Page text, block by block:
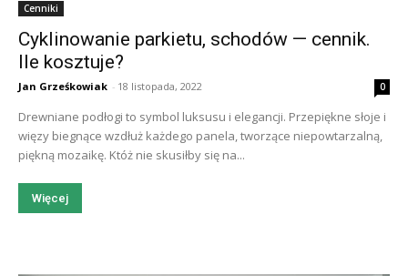
Cenniki
Cyklinowanie parkietu, schodów — cennik.
Ile kosztuje?
Jan Grześkowiak - 18 listopada, 2022 0
Drewniane podłogi to symbol luksusu i elegancji. Przepiękne słoje i
więzy biegnące wzdłuż każdego panela, tworzące niepowtarzalną,
piękną mozaikę. Któż nie skusiłby się na...
Więcej